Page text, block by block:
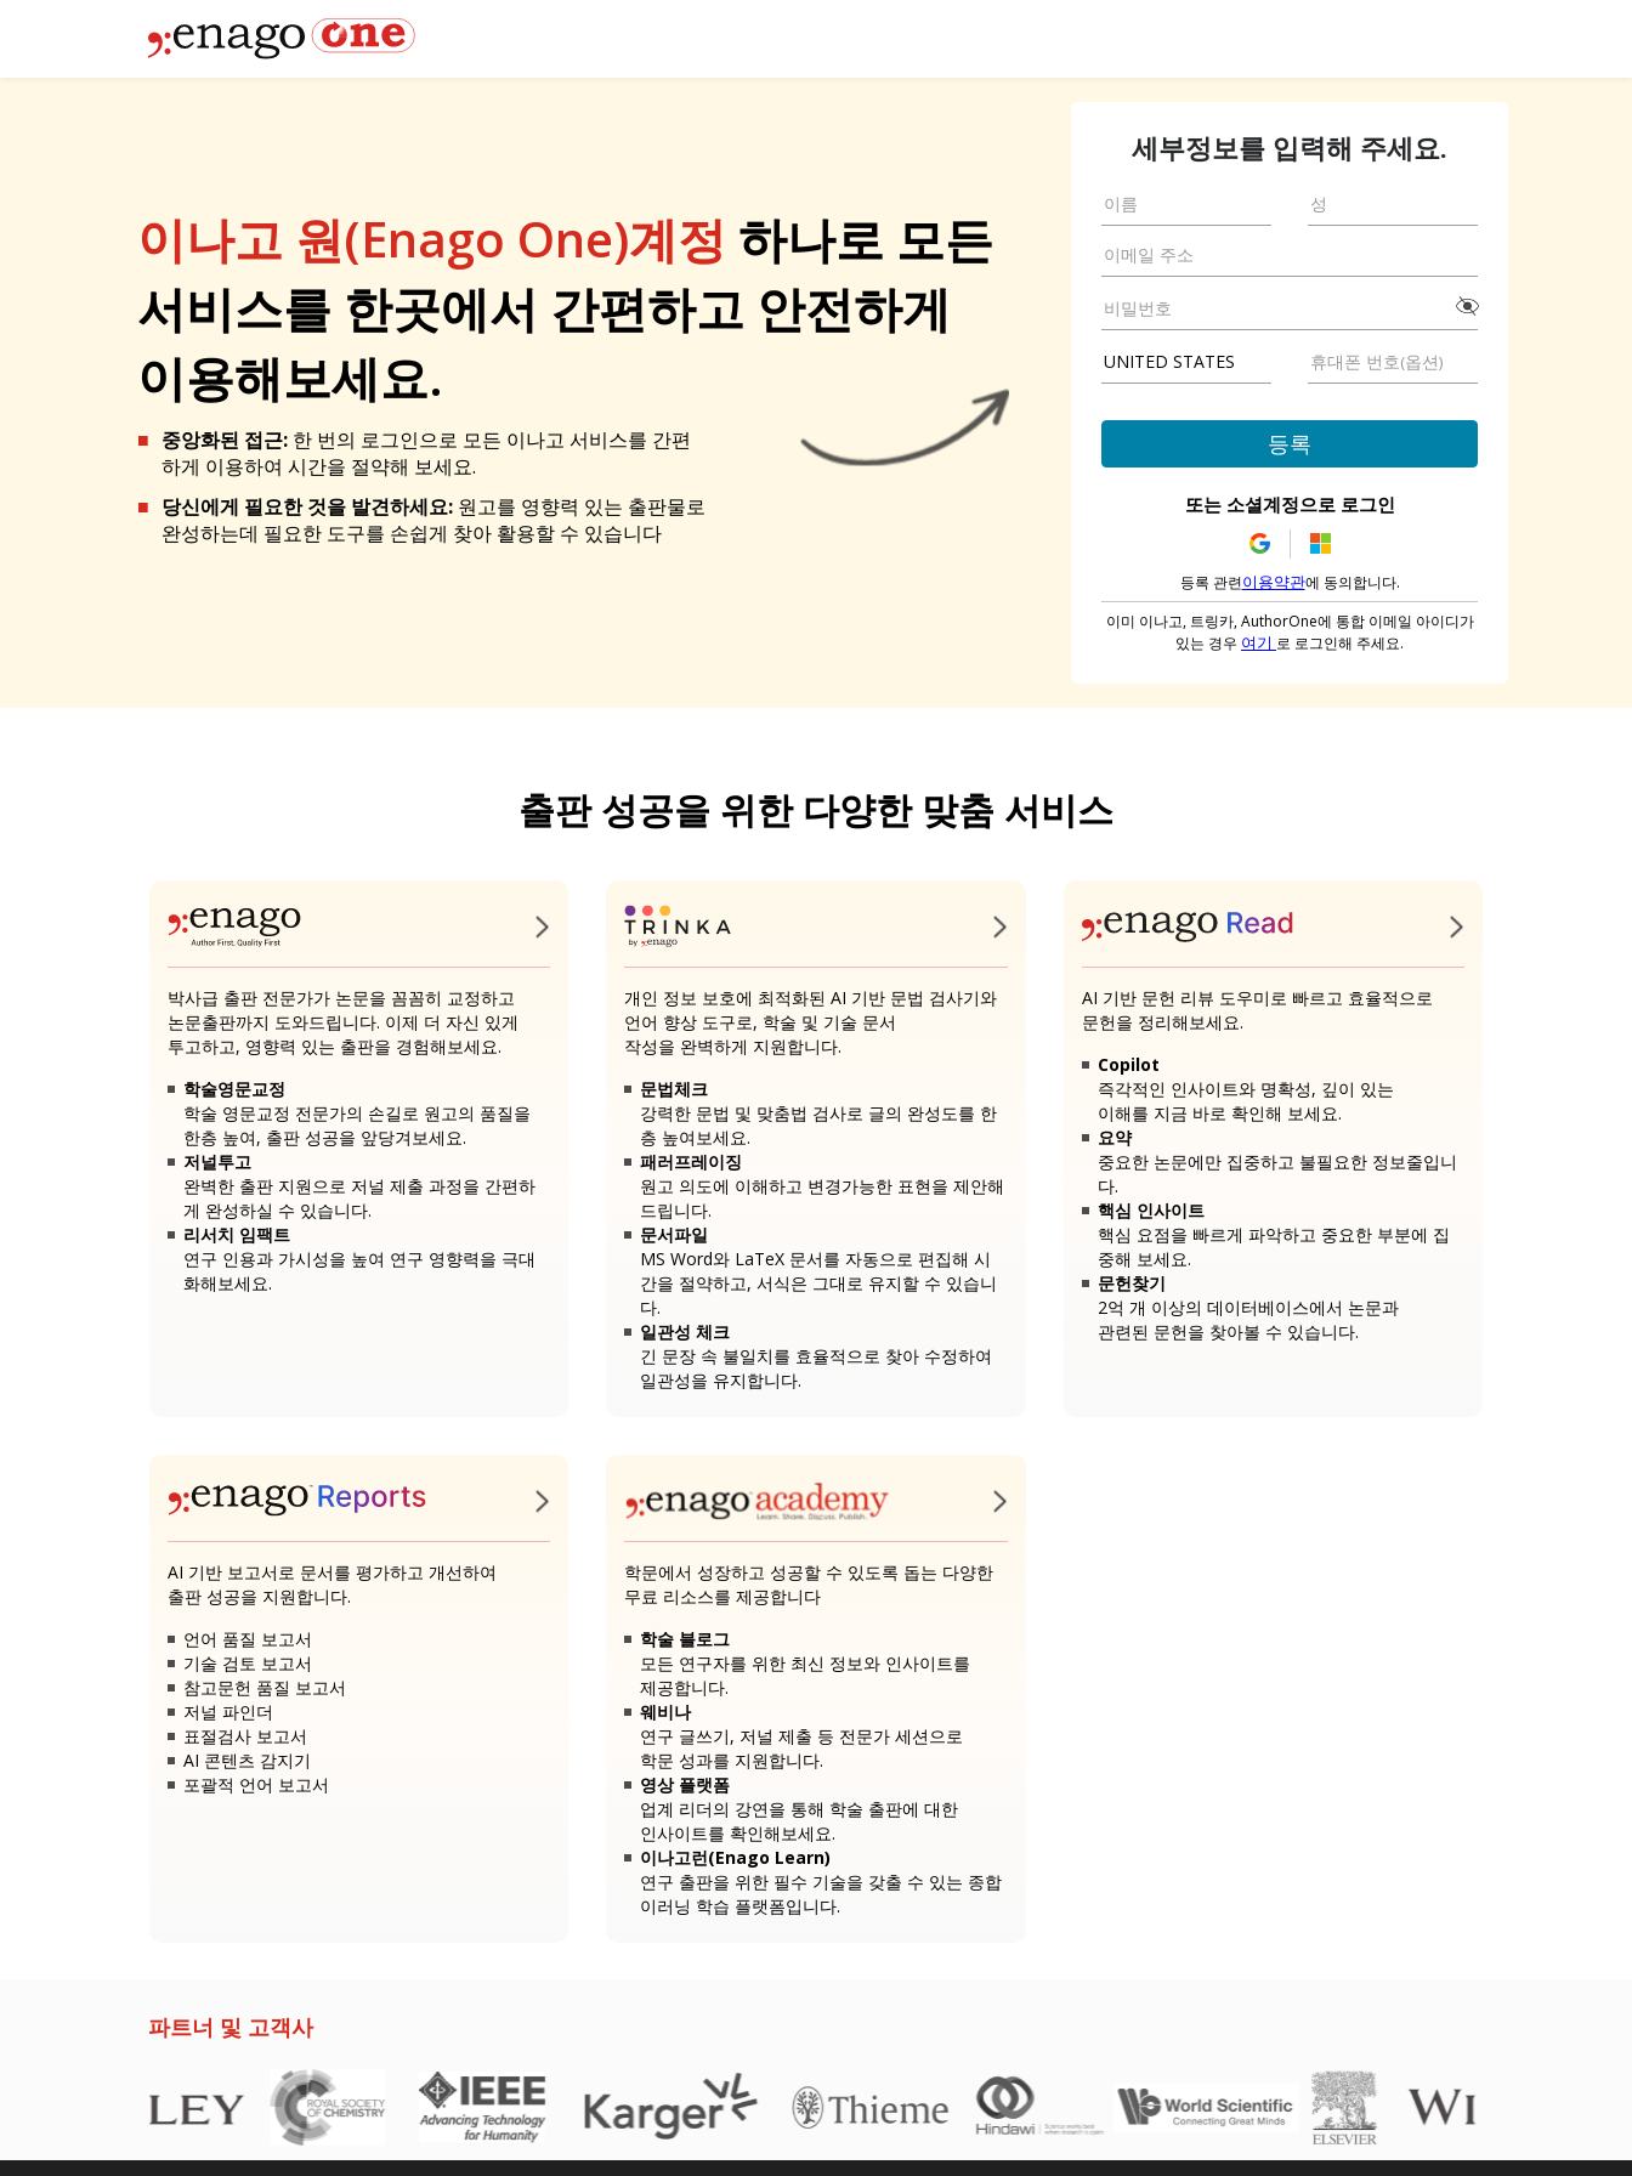
이나고 원(Enago One)계정 하나로 모든
서비스를 한곳에서 간편하고 안전하게
이용해보세요.
중앙화된 접근: 한 번의 로그인으로 모든 이나고 서비스를 간편
하게 이용하여 시간을 절약해 보세요.
당신에게 필요한 것을 발견하세요: 원고를 영향력 있는 출판물로
완성하는데 필요한 도구를 손쉽게 찾아 활용할 수 있습니다
세부정보를 입력해 주세요.
등록
또는 소셜계정으로 로그인
등록 관련이용약관에 동의합니다.
이미 이나고, 트링카, AuthorOne에 통합 이메일 아이디가
있는 경우 여기 로 로그인해 주세요.
출판 성공을 위한 다양한 맞춤 서비스
박사급 출판 전문가가 논문을 꼼꼼히 교정하고
논문출판까지 도와드립니다. 이제 더 자신 있게
투고하고, 영향력 있는 출판을 경험해보세요.
학술영문교정
학술 영문교정 전문가의 손길로 원고의 품질을
한층 높여, 출판 성공을 앞당겨보세요.
저널투고
완벽한 출판 지원으로 저널 제출 과정을 간편하
게 완성하실 수 있습니다.
리서치 임팩트
연구 인용과 가시성을 높여 연구 영향력을 극대
화해보세요.
개인 정보 보호에 최적화된 AI 기반 문법 검사기와
언어 향상 도구로, 학술 및 기술 문서
작성을 완벽하게 지원합니다.
문법체크
강력한 문법 및 맞춤법 검사로 글의 완성도를 한
층 높여보세요.
패러프레이징
원고 의도에 이해하고 변경가능한 표현을 제안해
드립니다.
문서파일
MS Word와 LaTeX 문서를 자동으로 편집해 시
간을 절약하고, 서식은 그대로 유지할 수 있습니
다.
일관성 체크
긴 문장 속 불일치를 효율적으로 찾아 수정하여
일관성을 유지합니다.
AI 기반 문헌 리뷰 도우미로 빠르고 효율적으로
문헌을 정리해보세요.
Copilot
즉각적인 인사이트와 명확성, 깊이 있는
이해를 지금 바로 확인해 보세요.
요약
중요한 논문에만 집중하고 불필요한 정보줄입니
다.
핵심 인사이트
핵심 요점을 빠르게 파악하고 중요한 부분에 집
중해 보세요.
문헌찾기
2억 개 이상의 데이터베이스에서 논문과
관련된 문헌을 찾아볼 수 있습니다.
AI 기반 보고서로 문서를 평가하고 개선하여
출판 성공을 지원합니다.
언어 품질 보고서
기술 검토 보고서
참고문헌 품질 보고서
저널 파인더
표절검사 보고서
AI 콘텐츠 감지기
포괄적 언어 보고서
학문에서 성장하고 성공할 수 있도록 돕는 다양한
무료 리소스를 제공합니다
학술 블로그
모든 연구자를 위한 최신 정보와 인사이트를
제공합니다.
웨비나
연구 글쓰기, 저널 제출 등 전문가 세션으로
학문 성과를 지원합니다.
영상 플랫폼
업계 리더의 강연을 통해 학술 출판에 대한
인사이트를 확인해보세요.
이나고런(Enago Learn)
연구 출판을 위한 필수 기술을 갖출 수 있는 종합
이러닝 학습 플랫폼입니다.
파트너 및 고객사